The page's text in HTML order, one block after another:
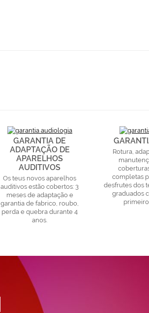
GARANTIA DE
ADAPTAÇÃO DE
APARELHOS
AUDITIVOS
Os teus novos aparelhos
auditivos estão cobertos: 3
meses de adaptação e
garantia de fabrico, roubo,
perda e quebra durante 4
anos.
Rotura,
completas
desfrutes dos
graduados
primeiro